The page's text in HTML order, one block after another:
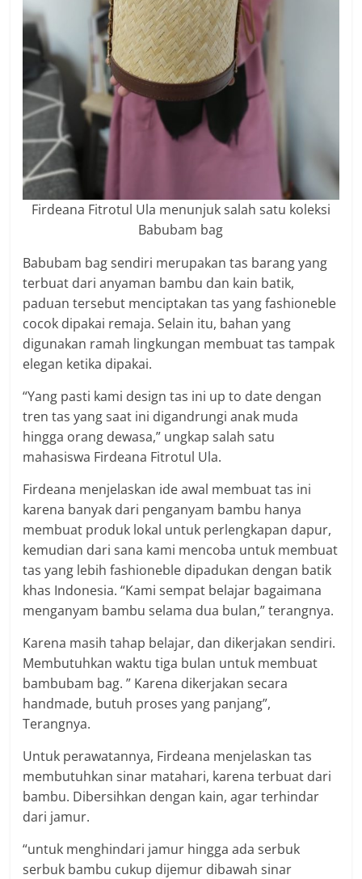
Firdeana Fitrotul Ula menunjuk salah satu koleksi
Babubam bag
Babubam bag sendiri merupakan tas barang yang
terbuat dari anyaman bambu dan kain batik,
paduan tersebut menciptakan tas yang fashioneble
cocok dipakai remaja. Selain itu, bahan yang
digunakan ramah lingkungan membuat tas tampak
elegan ketika dipakai.
“Yang pasti kami design tas ini up to date dengan
tren tas yang saat ini digandrungi anak muda
hingga orang dewasa,” ungkap salah satu
mahasiswa Firdeana Fitrotul Ula.
Firdeana menjelaskan ide awal membuat tas ini
karena banyak dari penganyam bambu hanya
membuat produk lokal untuk perlengkapan dapur,
kemudian dari sana kami mencoba untuk membuat
tas yang lebih fashioneble dipadukan dengan batik
khas Indonesia. “Kami sempat belajar bagaimana
menganyam bambu selama dua bulan,” terangnya.
Karena masih tahap belajar, dan dikerjakan sendiri.
Membutuhkan waktu tiga bulan untuk membuat
bambubam bag. ” Karena dikerjakan secara
handmade, butuh proses yang panjang”,
Terangnya.
Untuk perawatannya, Firdeana menjelaskan tas
membutuhkan sinar matahari, karena terbuat dari
bambu. Dibersihkan dengan kain, agar terhindar
dari jamur.
“untuk menghindari jamur hingga ada serbuk
serbuk bambu cukup dijemur dibawah sinar